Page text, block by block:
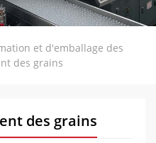
et d'emballage des
des grains
des grains